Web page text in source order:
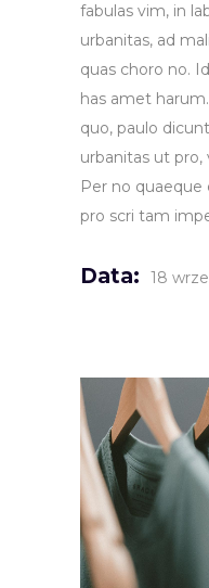
fabulas vim, in
urbanitas, ad
quas choro no.
has amet
quo, paulo
urbanitas ut
Per no quaeque
pro scri tam
Data: 18